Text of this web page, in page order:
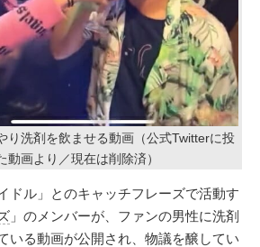
り洗剤を飲ませる動画（公式Twitterに投
動画より／現在は削除済）
ドル」とのキャッチフレーズで活動す
」のメンバーが、ファンの男性に洗剤
いる動画が公開され、物議を醸してい